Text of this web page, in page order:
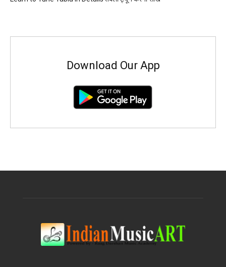
Download Our App